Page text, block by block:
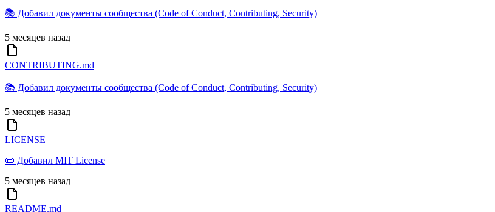
📚 Добавил документы сообщества (Code of Conduct, Contributing, Security)
5 месяцев назад
CONTRIBUTING.md
📚 Добавил документы сообщества (Code of Conduct, Contributing, Security)
5 месяцев назад
LICENSE
📜 Добавил MIT License
5 месяцев назад
README.md